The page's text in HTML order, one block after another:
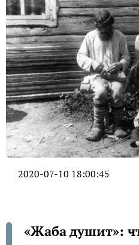
2020-07-10 18:00:45
«Жаба душит»: